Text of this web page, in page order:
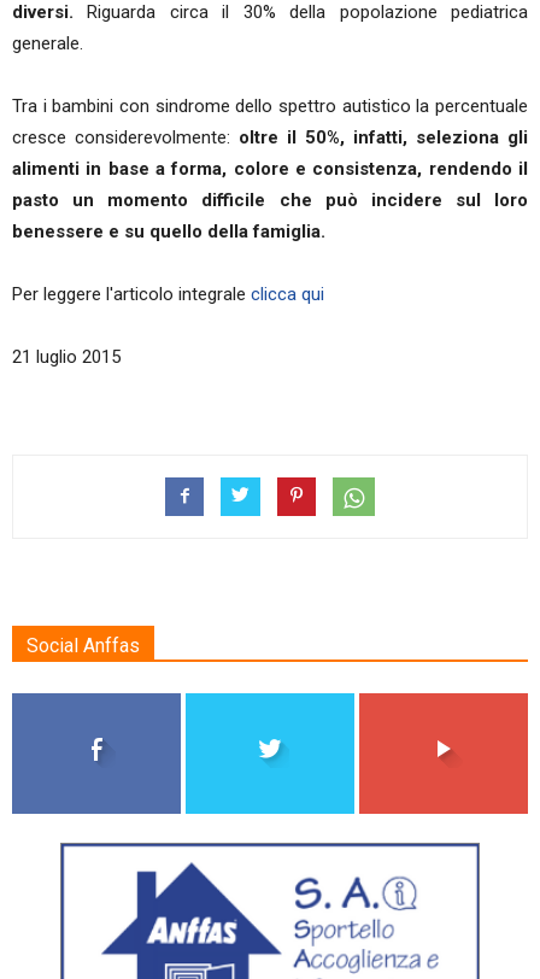
diversi. Riguarda circa il 30% della popolazione pediatrica
generale.
Tra i bambini con sindrome dello spettro autistico la percentuale
cresce considerevolmente: oltre il 50%, infatti, seleziona gli
alimenti in base a forma, colore e consistenza, rendendo il
pasto un momento difficile che può incidere sul loro
benessere e su quello della famiglia.
Per leggere l'articolo integrale clicca qui
21 luglio 2015
Social Anffas